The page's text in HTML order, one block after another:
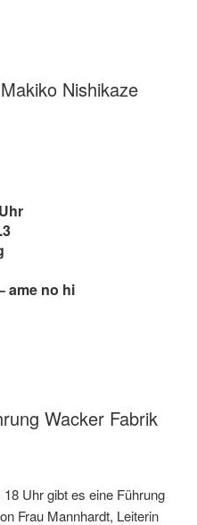
Nishikaze
ame no hi
Wacker Fabrik
Uhr gibt es eine Führung
Frau Mannhardt, Leiterin